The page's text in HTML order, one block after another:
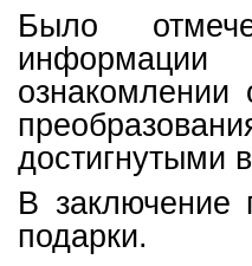
Было
ознакомлении
достигнутыми
В заключение
подарки.